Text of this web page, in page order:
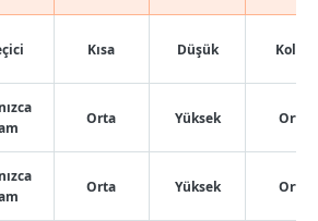
Kısa Düşük Kolay
Orta Yüksek Orta
Orta Yüksek Orta